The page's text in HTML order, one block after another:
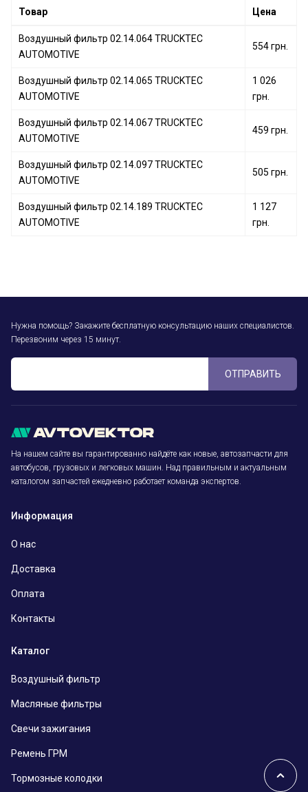
Товар Цена
Воздушный фильтр 02.14.064 TRUCKTEC
AUTOMOTIVE
554 грн.
Воздушный фильтр 02.14.065 TRUCKTEC
AUTOMOTIVE
1 026
грн.
Воздушный фильтр 02.14.067 TRUCKTEC
AUTOMOTIVE
459 грн.
Воздушный фильтр 02.14.097 TRUCKTEC
AUTOMOTIVE
505 грн.
Воздушный фильтр 02.14.189 TRUCKTEC
AUTOMOTIVE
1 127
грн.
Нужна помощь? Закажите бесплатную консультацию наших специалистов.
Перезвоним через 15 минут.
ОТПРАВИТЬ
На нашем сайте вы гарантированно найдёте как новые, автозапчасти для
автобусов, грузовых и легковых машин. Над правильным и актуальным
каталогом запчастей ежедневно работает команда экспертов.
Информация
О нас
Доставка
Оплата
Контакты
Каталог
Воздушный фильтр
Масляные фильтры
Свечи зажигания
Ремень ГРМ
Тормозные колодки